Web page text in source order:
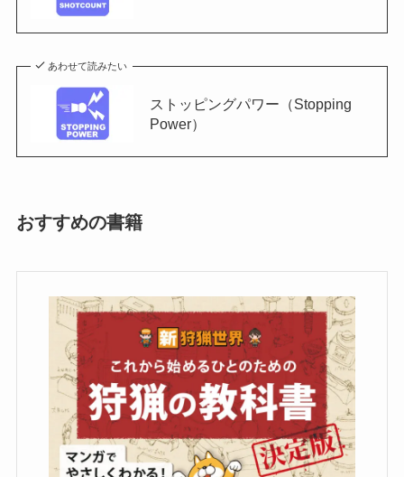
あわせて読みたい
ストッピングパワー（Stopping
Power）
おすすめの書籍